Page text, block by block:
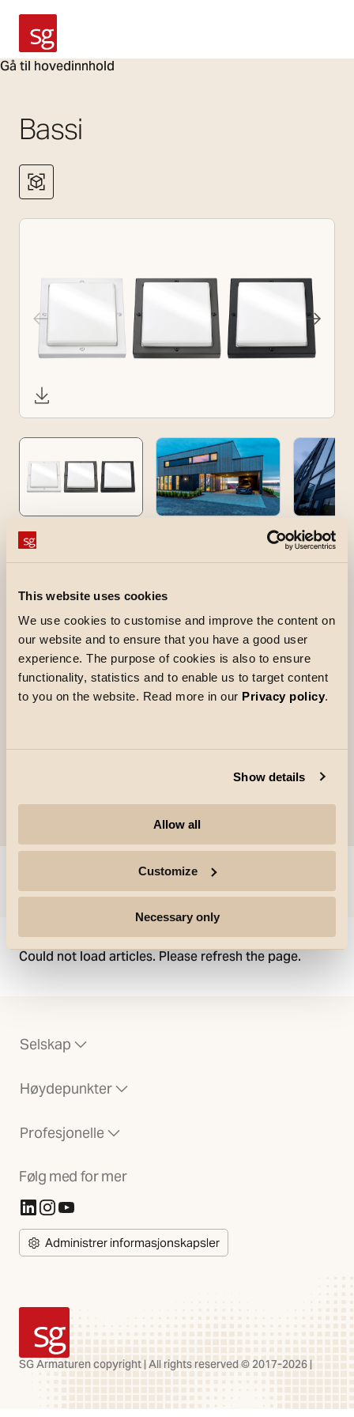
This website uses cookies
We use cookies to customise and improve the content on
our website and to ensure that you have a good user
experience. The purpose of cookies is also to ensure
functionality, statistics and to enable us to target content
to you on the website. Read more in our Privacy policy.
Show details
Allow all
Customize
Necessary only
Gå til hovedinnhold
SG Armaturen
Bassi
Bassi
Kvadratisk armatur som kan monteres i tak og
på vegg både inne- og utendørs. Den flate
skjermen gir muligheten til å montere på tall og
bokstaver, og dermed benytte armaturen som
nummerskilt.Design: Hallvard Jakobsen
Could not load articles. Please refresh the page.
Selskap
Høydepunkter
Profesjonelle
Følg med for mer
(Åpnes i ny fane)
(Åpnes i ny fane)
(Åpnes i ny fane)
Administrer informasjonskapsler
SG Armaturen
SG Armaturen copyright | All rights reserved © 2017-2026 |